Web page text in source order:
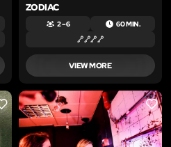
ZODIAC
2 – 6 60 MIN.
VIEW MORE
LIKE LIKE